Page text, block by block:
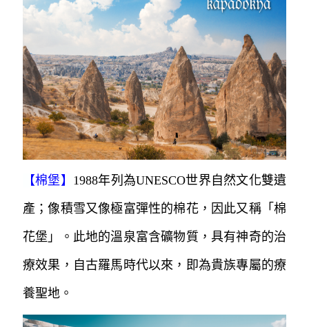
【棉堡 】 1988年列為UNESCO世界自然文化雙遺
產；像積雪又像極富彈性的棉花，因此又稱「棉
花堡」。 此地的溫泉富含礦物質，具有神奇的治
療效果，自古羅馬時代以來，即為貴族專屬的療
養聖地。